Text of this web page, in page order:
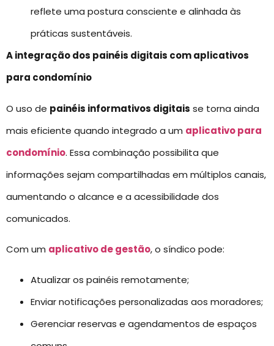
reflete uma postura consciente e alinhada às
práticas sustentáveis.
A integração dos painéis digitais com aplicativos
para condomínio
O uso de painéis informativos digitais se torna ainda
mais eficiente quando integrado a um aplicativo para
condomínio. Essa combinação possibilita que
informações sejam compartilhadas em múltiplos canais,
aumentando o alcance e a acessibilidade dos
comunicados.
Com um aplicativo de gestão, o síndico pode:
Atualizar os painéis remotamente;
Enviar notificações personalizadas aos moradores;
Gerenciar reservas e agendamentos de espaços